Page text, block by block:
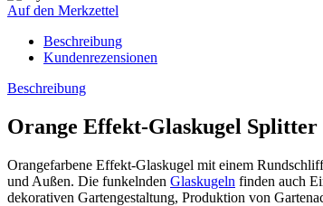
Auf den Merkzettel
Beschreibung
Kundenrezensionen
Beschreibung
Orange Effekt-Glaskugel
Orangefarbene Effekt-Glaskugel mit einem
und Außen. Die funkelnden Glaskugeln finden auch
dekorativen Gartengestaltung, Produktion von